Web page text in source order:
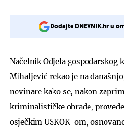
Dodajte DNEVNIK.hr u
Načelnik Odjela gospodarskog
Mihaljević rekao je na
novinare kako se, nakon
kriminalističke obrade,
osječkim USKOK-om,